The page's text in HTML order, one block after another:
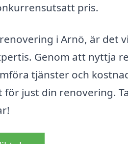
pris.
i Arnö, är det
Genom att nyttja
tjänster och
just din renovering.